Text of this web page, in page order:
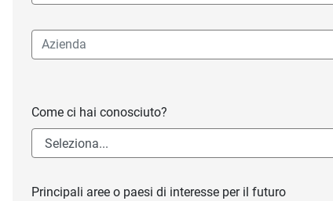
Come ci hai conosciuto?
Principali aree o paesi di interesse per il futuro